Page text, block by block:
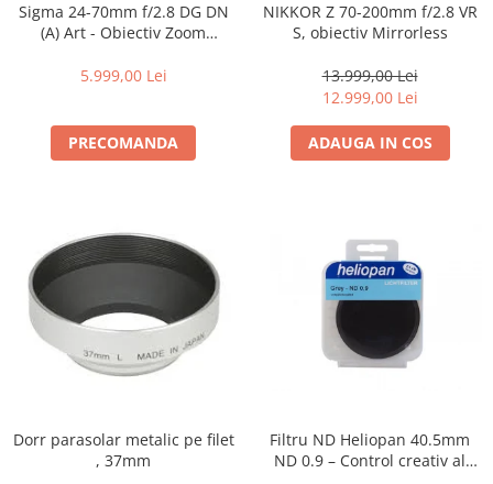
Chimicale developare film alb-
negru
diapozitive 35mm color
negative 35mm alb-negru
negative late 120mm color
Scanere Film
Binocluri, Lupe si Telescoape
Binocluri
Telescoape
Aparate de colectie
Sigma 24-70mm f/2.8 DG DN
(A) Art - Obiectiv Zoom
Sony E
5.999,00 Lei
PRECOMANDA
NIKKOR Z 70-200mm f/2.8 VR
S, obiectiv Mirrorless
13.999,00 Lei
12.999,00 Lei
ADAUGA IN COS
Dorr parasolar metalic pe filet
, 37mm
Filtru ND Heliopan 40.5mm
ND 0.9 – Control creativ al